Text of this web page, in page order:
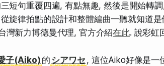
短句重覆四遍, 有點無趣, 然後是開始轉
旋律拍點的設計和整體編曲一聽就知道
灣新力博德曼代理, 官方介紹在此. 說彩虹
子(Aiko)的 シアワセ , 這位Aiko好像是一